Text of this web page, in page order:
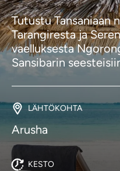
Tutustu Tansaniaan
Tarangiresta ja
vaelluksesta
Sansibarin
LÄHTÖKOHTA
Arusha
KESTO